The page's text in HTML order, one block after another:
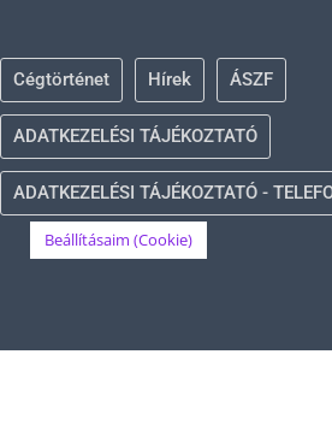
Cégtörténet Hírek ÁSZF
ADATKEZELÉSI TÁJÉKOZTATÓ
ADATKEZELÉSI TÁJÉKOZTATÓ -
Beállításaim (Cookie)